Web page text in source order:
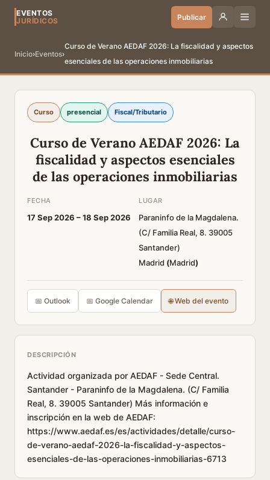
EVENTOS
JURÍDICOS
Publicar
Inicio›Eventos›
Curso de Verano AEDAF 2026: La fiscalidad y aspectos
esenciales de las operaciones inmobiliarias
Curso presencial Fiscal/Tributario
Curso de Verano AEDAF 2026: La
fiscalidad y aspectos esenciales
de las operaciones inmobiliarias
FECHA
17 Sep 2026 –18 Sep 2026
LUGAR
Paraninfo de la Magdalena.
(C/ Familia Real, 8. 39005
Santander)
Madrid (Madrid)
📅 Outlook 📅 Google Calendar 🌐 Web del evento
DESCRIPCIÓN
Actividad organizada por AEDAF - Sede Central.
Santander - Paraninfo de la Magdalena. (C/ Familia
Real, 8. 39005 Santander) Más información e
inscripción en la web de AEDAF:
https://www.aedaf.es/es/actividades/detalle/curso-
de-verano-aedaf-2026-la-fiscalidad-y-aspectos-
esenciales-de-las-operaciones-inmobiliarias-6713